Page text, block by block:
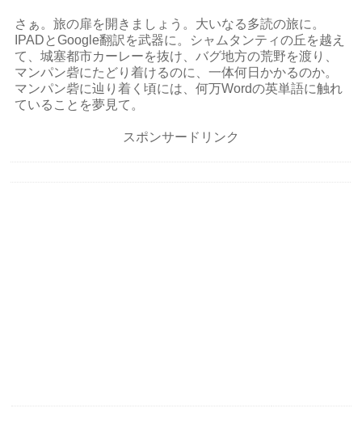
さぁ。旅の扉を開きましょう。大いなる多読の旅に。
IPADとGoogle翻訳を武器に。シャムタンティの丘を越え
て、城塞都市カーレーを抜け、バグ地方の荒野を渡り、
マンパン砦にたどり着けるのに、一体何日かかるのか。
マンパン砦に辿り着く頃には、何万Wordの英単語に触れ
ていることを夢見て。
スポンサードリンク